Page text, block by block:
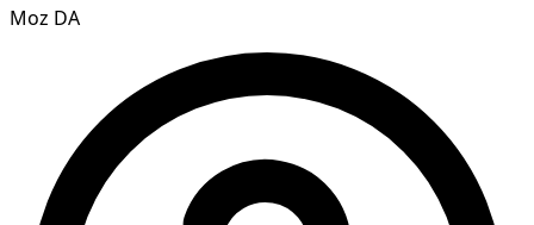
Moz DA